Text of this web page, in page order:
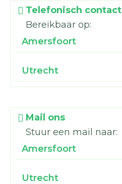
Telefonisch contact
Bereikbaar op:
Amersfoort
Utrecht
Mail ons
Stuur een mail naar:
Amersfoort
Utrecht